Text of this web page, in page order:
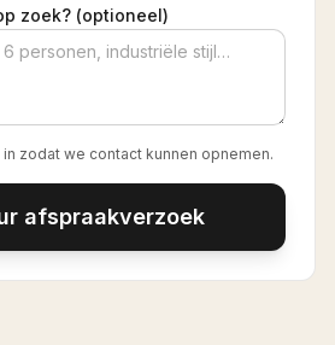
zoek? (optioneel)
zodat we contact kunnen opnemen.
afspraakverzoek